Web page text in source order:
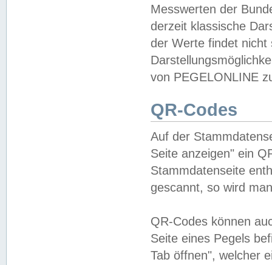
Messwerten der
derzeit klassische
der Werte findet
von PEGELONLINE
QR-Codes
Auf der
Seite anzeigen" ein
Stammdatenseite
gescannt, so wird
QR-Codes können
Seite eines Pegels
Tab öffnen", welcher